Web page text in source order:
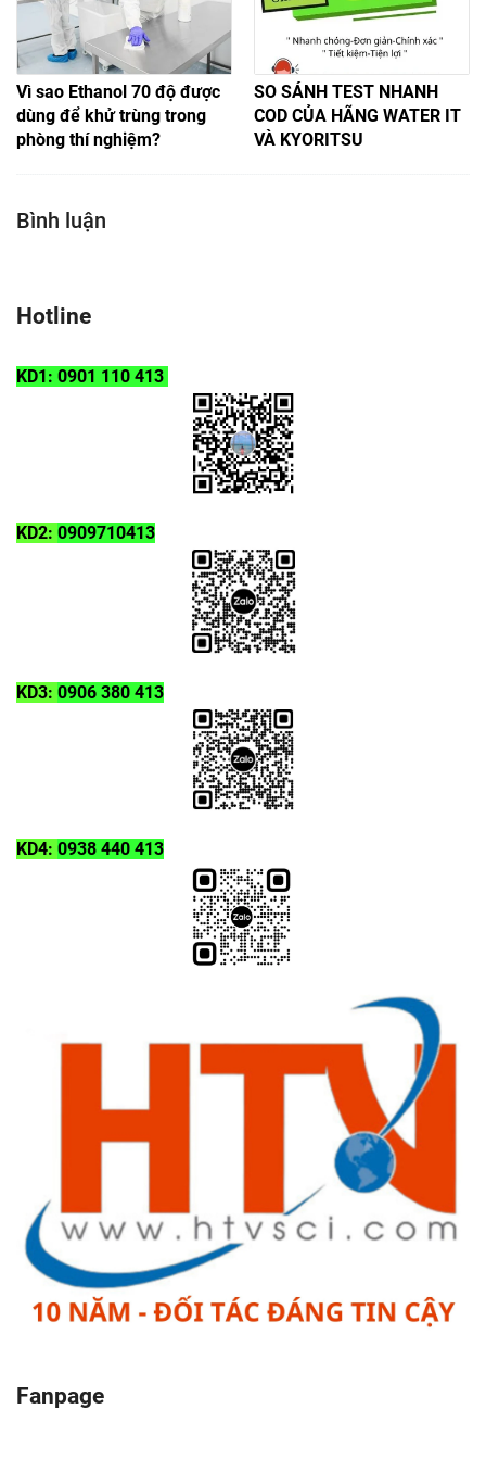
Vì sao Ethanol 70 độ được
dùng để khử trùng trong
phòng thí nghiệm?
SO SÁNH TEST NHANH
COD CỦA HÃNG WATER IT
VÀ KYORITSU
Bình luận
Hotline
KD1: 0901 110 413
KD2: 0909710413
KD3: 0906 380 413
KD4: 0938 440 413
Fanpage